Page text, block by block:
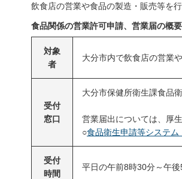
飲食店の営業や食品の製造・販売等を
食品関係の営業許可申請、営業届の概要
対象
者
大分市内で飲食店の営業
受付
窓口
大分市保健所衛生課食品
営業届出については、厚
○食品衛生申請等システム
受付
時間
平日の午前8時30分～午